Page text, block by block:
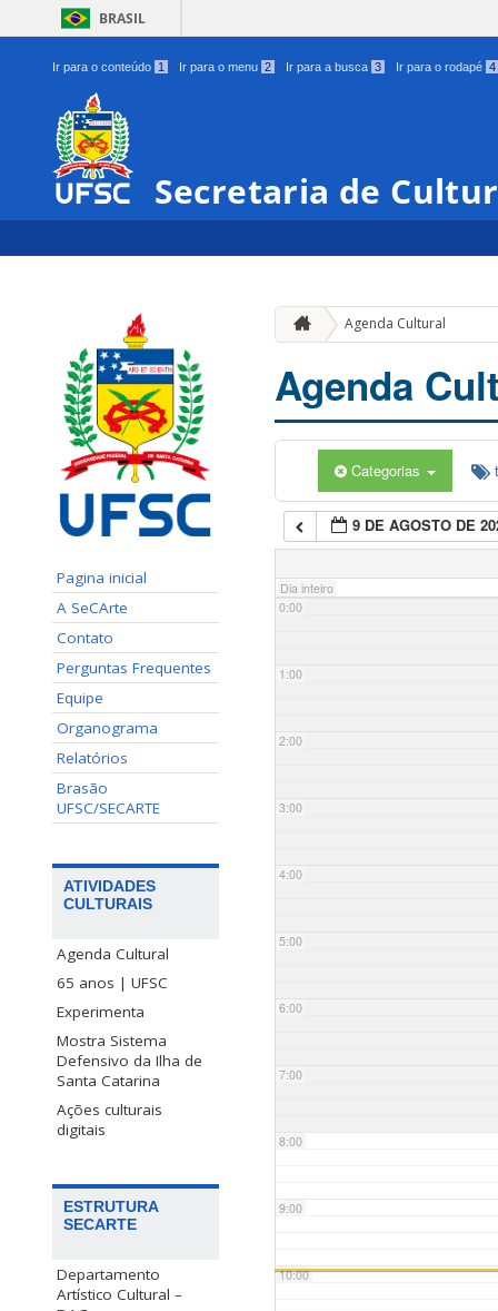
BRASIL
Ir para o conteúdo 1 Ir para o menu 2 Ir para a busca 3 Ir para o rodapé 4
Secretaria de
Pagina inicial
A SeCArte
Contato
Perguntas Frequentes
Equipe
Organograma
Relatórios
Brasão
UFSC/SECARTE
ATIVIDADES
CULTURAIS
Agenda Cultural
65 anos | UFSC
Experimenta
Mostra Sistema
Defensivo da Ilha de
Santa Catarina
Ações culturais
digitais
ESTRUTURA
SECARTE
Departamento
Artístico Cultural –
Agenda Cultural
Agenda
Categorias
9 DE AGOSTO DE
Dia inteiro
0:00
1:00
2:00
3:00
4:00
5:00
6:00
7:00
8:00
9:00
10:00